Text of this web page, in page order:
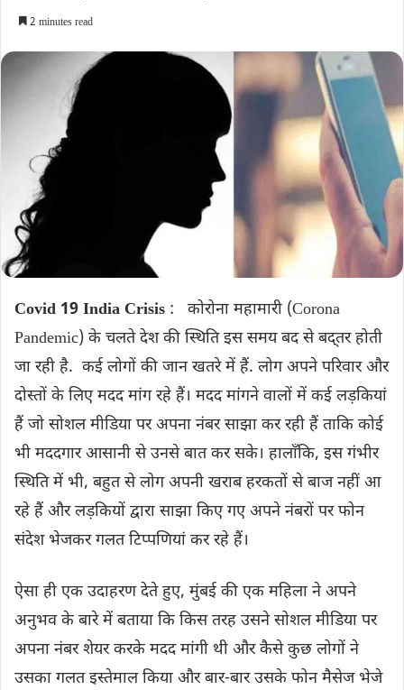
2 minutes read
Covid 19 India Crisis : कोरोना महामारी (Corona
Pandemic) के चलते देश की स्थिति इस समय बद से बद्तर होती
जा रही है. कई लोगों की जान खतरे में हैं. लोग अपने परिवार और
दोस्तों के लिए मदद मांग रहे हैं। मदद मांगने वालों में कई लड़कियां
हैं जो सोशल मीडिया पर अपना नंबर साझा कर रही हैं ताकि कोई
भी मददगार आसानी से उनसे बात कर सके। हालाँकि, इस गंभीर
स्थिति में भी, बहुत से लोग अपनी खराब हरकतों से बाज नहीं आ
रहे हैं और लड़कियों द्वारा साझा किए गए अपने नंबरों पर फोन
संदेश भेजकर गलत टिप्पणियां कर रहे हैं।
ऐसा ही एक उदाहरण देते हुए, मुंबई की एक महिला ने अपने
अनुभव के बारे में बताया कि किस तरह उसने सोशल मीडिया पर
अपना नंबर शेयर करके मदद मांगी थी और कैसे कुछ लोगों ने
उसका गलत इस्तेमाल किया और बार-बार उसके फोन मैसेज भेजे